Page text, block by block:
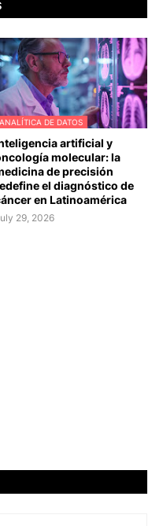
ANALÍTICA DE DATOS
artificial y
molecular: la
de precisión
el diagnóstico de
en Latinoamérica
29, 2026